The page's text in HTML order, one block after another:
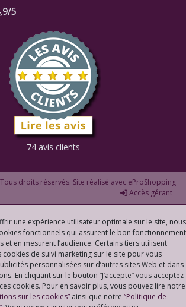
5
74 avis clients
droits réservés. Site réalisé avec eProShopping
Accès gérant
une expérience utilisateur optimale sur le site, nous
fonctionnels qui assurent le bon fonctionnement
et en mesurent l’audience. Certains tiers utilisent
cookies de suivi marketing sur le site pour vous
personnalisées sur d’autres sites Web et dans
En cliquant sur le bouton “J’accepte” vous acceptez
cookies. Pour en savoir plus, vous pouvez lire notre
sur les cookies” ainsi que notre “Politique de